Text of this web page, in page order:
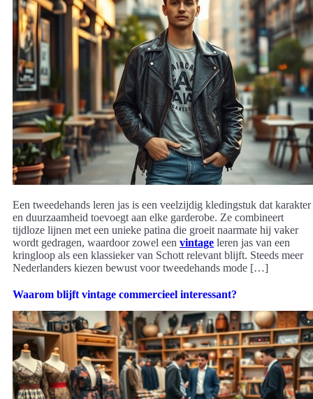
Een tweedehands leren jas is een veelzijdig kledingstuk dat karakter
en duurzaamheid toevoegt aan elke garderobe. Ze combineert
tijdloze lijnen met een unieke patina die groeit naarmate hij vaker
wordt gedragen, waardoor zowel een vintage leren jas van een
kringloop als een klassieker van Schott relevant blijft. Steeds meer
Nederlanders kiezen bewust voor tweedehands mode […]
Waarom blijft vintage commercieel interessant?